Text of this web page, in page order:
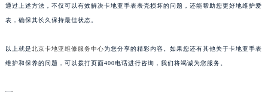
通过上述方法，不仅可以有效解决卡地亚手表表壳损坏的问题，还能帮助您更好地维护爱
表，确保其长久保持最佳状态。
以上就是北京卡地亚维修服务中心为您分享的精彩内容。如果您还有其他关于卡地亚手表
维护和保养的问题，可以拨打页面400电话进行咨询，我们将竭诚为您服务。